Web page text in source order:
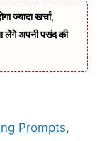
ज्यादा खर्चा,
अपनी पसंद की
Prompts,